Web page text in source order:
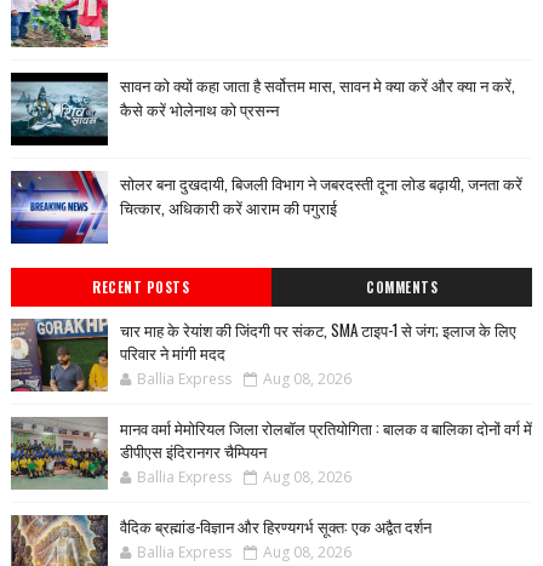
सावन को क्यों कहा जाता है सर्वोत्तम मास, सावन मे क्या करें और क्या न करें,
कैसे करें भोलेनाथ को प्रसन्न
सोलर बना दुखदायी, बिजली विभाग ने जबरदस्ती दूना लोड बढ़ायी, जनता करें
चित्कार, अधिकारी करें आराम की पगुराई
RECENT POSTS COMMENTS
चार माह के रेयांश की जिंदगी पर संकट, SMA टाइप-1 से जंग; इलाज के लिए
परिवार ने मांगी मदद
Ballia Express Aug 08, 2026
मानव वर्मा मेमोरियल जिला रोलबॉल प्रतियोगिता : बालक व बालिका दोनों वर्ग में
डीपीएस इंदिरानगर चैम्पियन
Ballia Express Aug 08, 2026
वैदिक ब्रह्मांड-विज्ञान और हिरण्यगर्भ सूक्त: एक अद्वैत दर्शन
Ballia Express Aug 08, 2026